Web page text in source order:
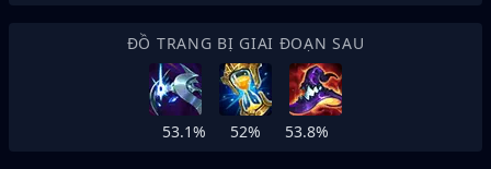
ĐỒ TRANG BỊ GIAI ĐOẠN SAU
53.1% 52% 53.8%